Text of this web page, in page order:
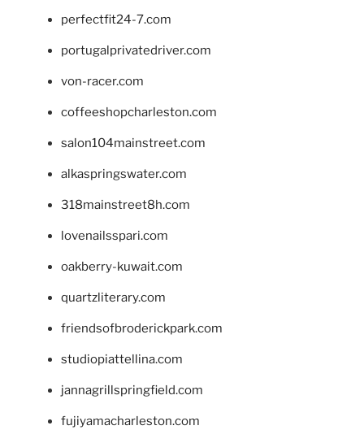
perfectfit24-7.com
portugalprivatedriver.com
von-racer.com
coffeeshopcharleston.com
salon104mainstreet.com
alkaspringswater.com
318mainstreet8h.com
lovenailsspari.com
oakberry-kuwait.com
quartzliterary.com
friendsofbroderickpark.com
studiopiattellina.com
jannagrillspringfield.com
fujiyamacharleston.com